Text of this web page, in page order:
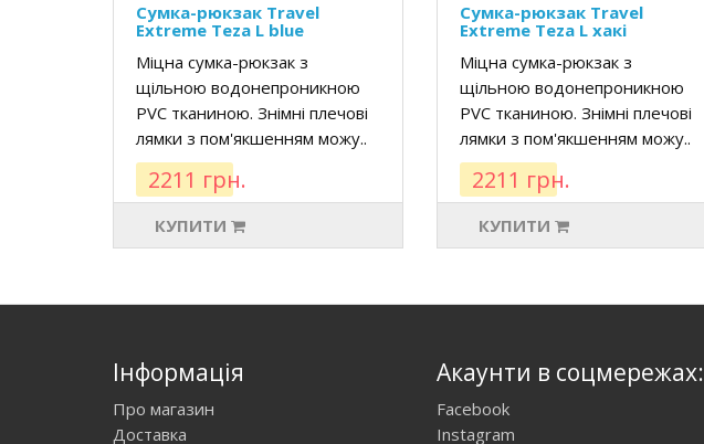
Сумка-рюкзак Travel
Extreme Teza L blue
Міцна сумка-рюкзак з
щільною водонепроникною
PVC тканиною. Знімні плечові
лямки з пом'якшенням можу..
2211 грн.
КУПИТИ
Сумка-рюкзак Travel
Extreme Teza L хакі
Міцна сумка-рюкзак з
щільною водонепроникною
PVC тканиною. Знімні плечові
лямки з пом'якшенням можу..
2211 грн.
КУПИТИ
Інформація
Про магазин
Доставка
Акаунти в соцмережах:
Facebook
Instagram